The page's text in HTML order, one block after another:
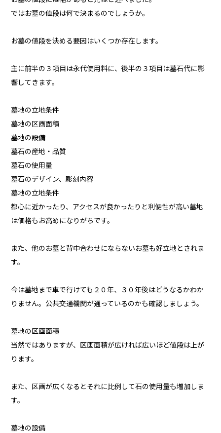
ではお墓の値段は何で決まるのでしょうか。
お墓の値段を決める要因はいくつか存在します。
主に前半の３項目は永代使用料に、後半の３項目は墓石代に影
響してきます。
墓地の立地条件
墓地の区画面積
墓地の設備
墓石の産地・品質
墓石の使用量
墓石のデザイン、彫刻内容
墓地の立地条件
都心に近かったり、アクセスが良かったりと利便性が高い墓地
は価格もお高めになりがちです。
また、他のお墓と背中合わせにならないお墓も好立地とされま
す。
今は墓地まで車で行けても２０年、３０年後はどうなるかわか
りません。公共交通機関が通っているのかも確認しましょう。
墓地の区画面積
当然ではありますが、区画面積が広ければ広いほど値段は上が
ります。
また、区画が広くなるとそれに比例して石の使用量も増加しま
す。
墓地の設備